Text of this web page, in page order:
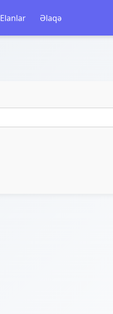
Elanlar Əlaqə